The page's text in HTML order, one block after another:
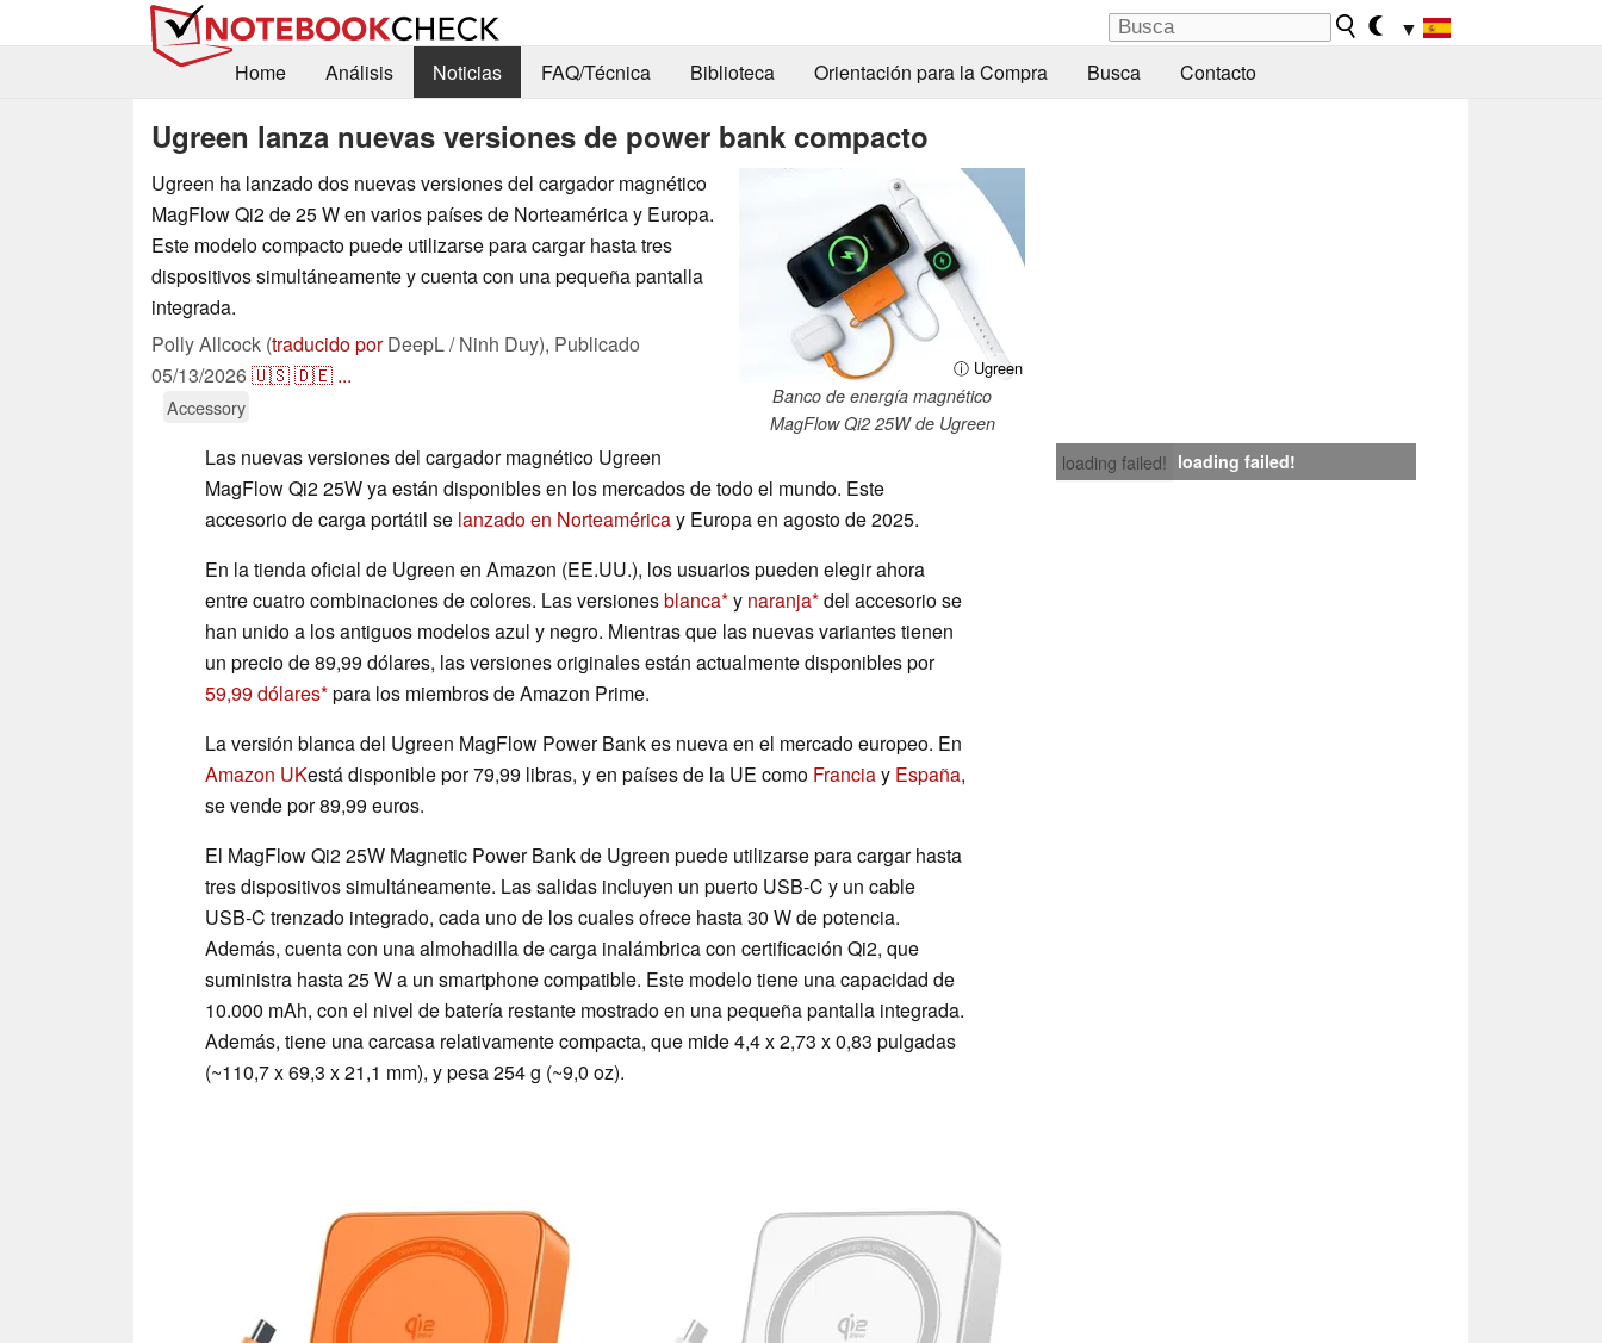
▼
Home
Análisis Noticias FAQ/Técnica Biblioteca Orientación para la Compra Busca Contacto
Ugreen lanza nuevas versiones de power bank compacto
ⓘ Ugreen
Banco de energía magnético
MagFlow Qi2 25W de Ugreen
Ugreen ha lanzado dos nuevas versiones del cargador magnético
MagFlow Qi2 de 25 W en varios países de Norteamérica y Europa.
Este modelo compacto puede utilizarse para cargar hasta tres
dispositivos simultáneamente y cuenta con una pequeña pantalla
integrada.
Polly Allcock (traducido porDeepL / Ninh Duy), Publicado
05/13/2026🇺🇸🇩🇪 ...
Accessory
loading failed! loading failed!
Las nuevas versiones del cargador magnético Ugreen
MagFlow Qi2 25W ya están disponibles en los mercados de todo el mundo. Este
accesorio de carga portátil se lanzado en Norteaméricay Europa en agosto de 2025.
En la tienda oficial de Ugreen en Amazon (EE.UU.), los usuarios pueden elegir ahora
entre cuatro combinaciones de colores. Las versionesblanca y naranja del accesorio se
han unido a los antiguos modelos azul y negro. Mientras que las nuevas variantes tienen
un precio de 89,99 dólares, las versiones originales están actualmente disponibles por
59,99 dólares para los miembros de Amazon Prime.
La versión blanca del Ugreen MagFlow Power Bank es nueva en el mercado europeo. En
Amazon UKestá disponible por 79,99 libras, y en países de la UE como Franciay España,
se vende por 89,99 euros.
El MagFlow Qi2 25W Magnetic Power Bank de Ugreen puede utilizarse para cargar hasta
tres dispositivos simultáneamente. Las salidas incluyen un puerto USB-C y un cable
USB-C trenzado integrado, cada uno de los cuales ofrece hasta 30 W de potencia.
Además, cuenta con una almohadilla de carga inalámbrica con certificación Qi2, que
suministra hasta 25 W a un smartphone compatible. Este modelo tiene una capacidad de
10.000 mAh, con el nivel de batería restante mostrado en una pequeña pantalla integrada.
Además, tiene una carcasa relativamente compacta, que mide 4,4 x 2,73 x 0,83 pulgadas
(~110,7 x 69,3 x 21,1 mm), y pesa 254 g (~9,0 oz).